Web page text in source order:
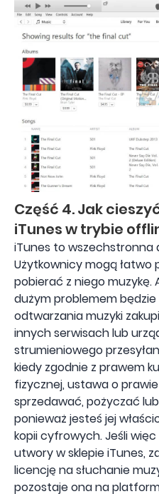
Część 4. Jak
iTunes w trybie
iTunes to wszechstronna
Użytkownicy mogą łatwo
pobierać z niego muzykę.
dużym problemem
odtwarzania muzyki
innych serwisach lub
strumieniowego
kiedy zgodnie z prawem
fizycznej, ustawa o
sprzedawać, pożyczać
ponieważ jesteś jej
kopii cyfrowych. Jeśli więc
utwory w sklepie iTunes,
licencję na słuchanie
pozostaje ona na